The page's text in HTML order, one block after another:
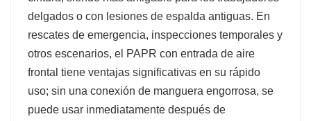
delgados o con lesiones de espalda antiguas. En
rescates de emergencia, inspecciones temporales y
otros escenarios, el PAPR con entrada de aire
frontal tiene ventajas significativas en su rápido
uso; sin una conexión de manguera engorrosa, se
puede usar inmediatamente después de